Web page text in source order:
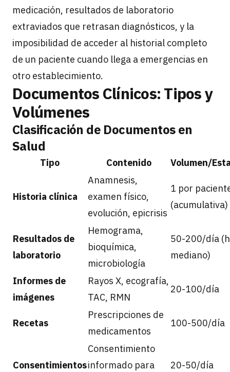
medicación, resultados de laboratorio
extraviados que retrasan diagnósticos, y la
imposibilidad de acceder al historial completo
de un paciente cuando llega a emergencias en
otro establecimiento.
Documentos Clínicos: Tipos y
Volúmenes
Clasificación de Documentos en
Salud
Tipo Contenido Volumen/
Historia clínica
Anamnesis,
examen físico,
evolución, epicrisis
1 por
(acumulativa)
Resultados de
laboratorio
Hemograma,
bioquímica,
microbiología
50-200/día
mediano)
Informes de
imágenes
Rayos X, ecografía,
TAC, RMN
20-100/día
Recetas
Prescripciones de
medicamentos
100-500/día
Consentimientos
Consentimiento
informado para
20-50/día